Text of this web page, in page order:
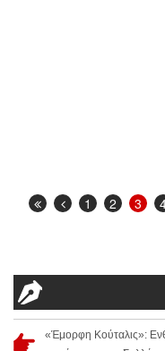
1 2 3
«Έμορφη Κούταλις»: